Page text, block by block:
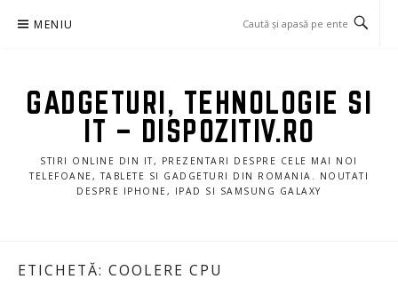
MENIU
GADGETURI, TEHNOLOGIE SI
IT – DISPOZITIV.RO
STIRI ONLINE DIN IT, PREZENTARI DESPRE CELE MAI NOI
TELEFOANE, TABLETE SI GADGETURI DIN ROMANIA. NOUTATI
DESPRE IPHONE, IPAD SI SAMSUNG GALAXY
ETICHETĂ: COOLERE CPU